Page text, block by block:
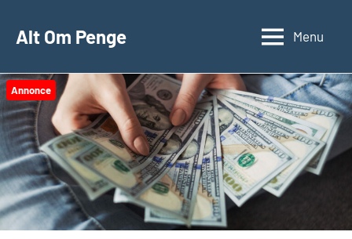
Alt Om Penge Menu
Annonce